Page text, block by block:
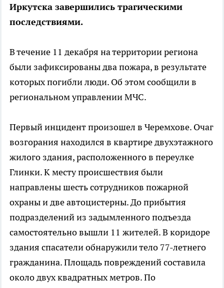
Иркутска завершились трагическими
последствиями.
В течение 11 декабря на территории региона
были зафиксированы два пожара, в результате
которых погибли люди. Об этом сообщили в
региональном управлении МЧС.
Первый инцидент произошел в Черемхове. Очаг
возгорания находился в квартире двухэтажного
жилого здания, расположенного в переулке
Глинки. К месту происшествия были
направлены шесть сотрудников пожарной
охраны и две автоцистерны. До прибытия
подразделений из задымленного подъезда
самостоятельно вышли 11 жителей. В коридоре
здания спасатели обнаружили тело 77-летнего
гражданина. Площадь повреждений составила
около двух квадратных метров. По